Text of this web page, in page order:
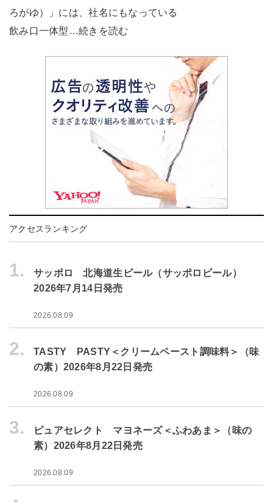
ろがゆ）」には、社名にもなっている
飲み口一体型…続きを読む
アクセスランキング
1.
サッポロ 北海道生ビール（サッポロビール）
2026年7月14日発売
2026.08.09
2.
TASTY PASTY＜クリームペースト調味料＞（味
の素）2026年8月22日発売
2026.08.09
3.
ピュアセレクト マヨネーズ＜ふわあま＞（味の
素）2026年8月22日発売
2026.08.09